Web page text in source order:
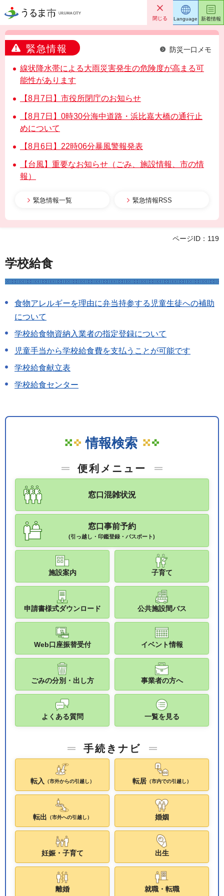
うるま市 閉じる
緊急情報 防災一口メモ
線状降水帯による大雨災害発生の危険度が高まる可
能性があります
【8月7日】市役所閉庁のお知らせ
【8月7日】0時30分海中道路・浜比嘉大橋の通行止
めについて
【8月6日】22時06分暴風警報発表
【台風】重要なお知らせ（ごみ、施設情報、市の情
報）
緊急情報一覧 緊急情報RSS
Language 新着情報
ページID：119
学校給食
食物アレルギーを理由に弁当持参する児童生徒への補助
について
学校給食物資納入業者の指定登録について
児童手当から学校給食費を支払うことが可能です
学校給食献立表
学校給食センター
情報検索
便利メニュー
窓口混雑状況
窓口事前予約
(引っ越し・印鑑登録・パスポート)
施設案内 子育て
申請書様式ダウンロード 公共施設間バス
Web口座振替受付 イベント情報
ごみの分別・出し方 事業者の方へ
よくある質問 一覧を見る
手続きナビ
転入 （市外からの引越し） 転居（市内での引越し）
転出 （市外への引越し） 婚姻
妊娠・子育て 出生
離婚 就職・転職